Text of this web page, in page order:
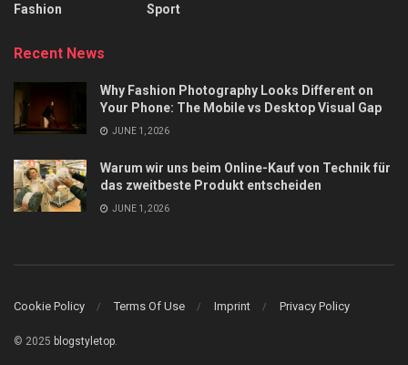
Fashion
Sport
Recent News
Why Fashion Photography Looks Different on
Your Phone: The Mobile vs Desktop Visual Gap
JUNE 1, 2026
Warum wir uns beim Online-Kauf von Technik für
das zweitbeste Produkt entscheiden
JUNE 1, 2026
Cookie Policy Terms Of Use Imprint Privacy Policy
© 2025 blogstyletop.